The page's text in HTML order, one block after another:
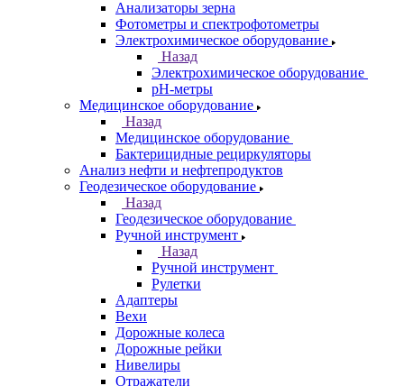
Анализаторы зерна
Фотометры и спектрофотометры
Электрохимическое оборудование
Назад
Электрохимическое оборудование
pH-метры
Медицинское оборудование
Назад
Медицинское оборудование
Бактерицидные рециркуляторы
Анализ нефти и нефтепродуктов
Геодезическое оборудование
Назад
Геодезическое оборудование
Ручной инструмент
Назад
Ручной инструмент
Рулетки
Адаптеры
Вехи
Дорожные колеса
Дорожные рейки
Нивелиры
Отражатели